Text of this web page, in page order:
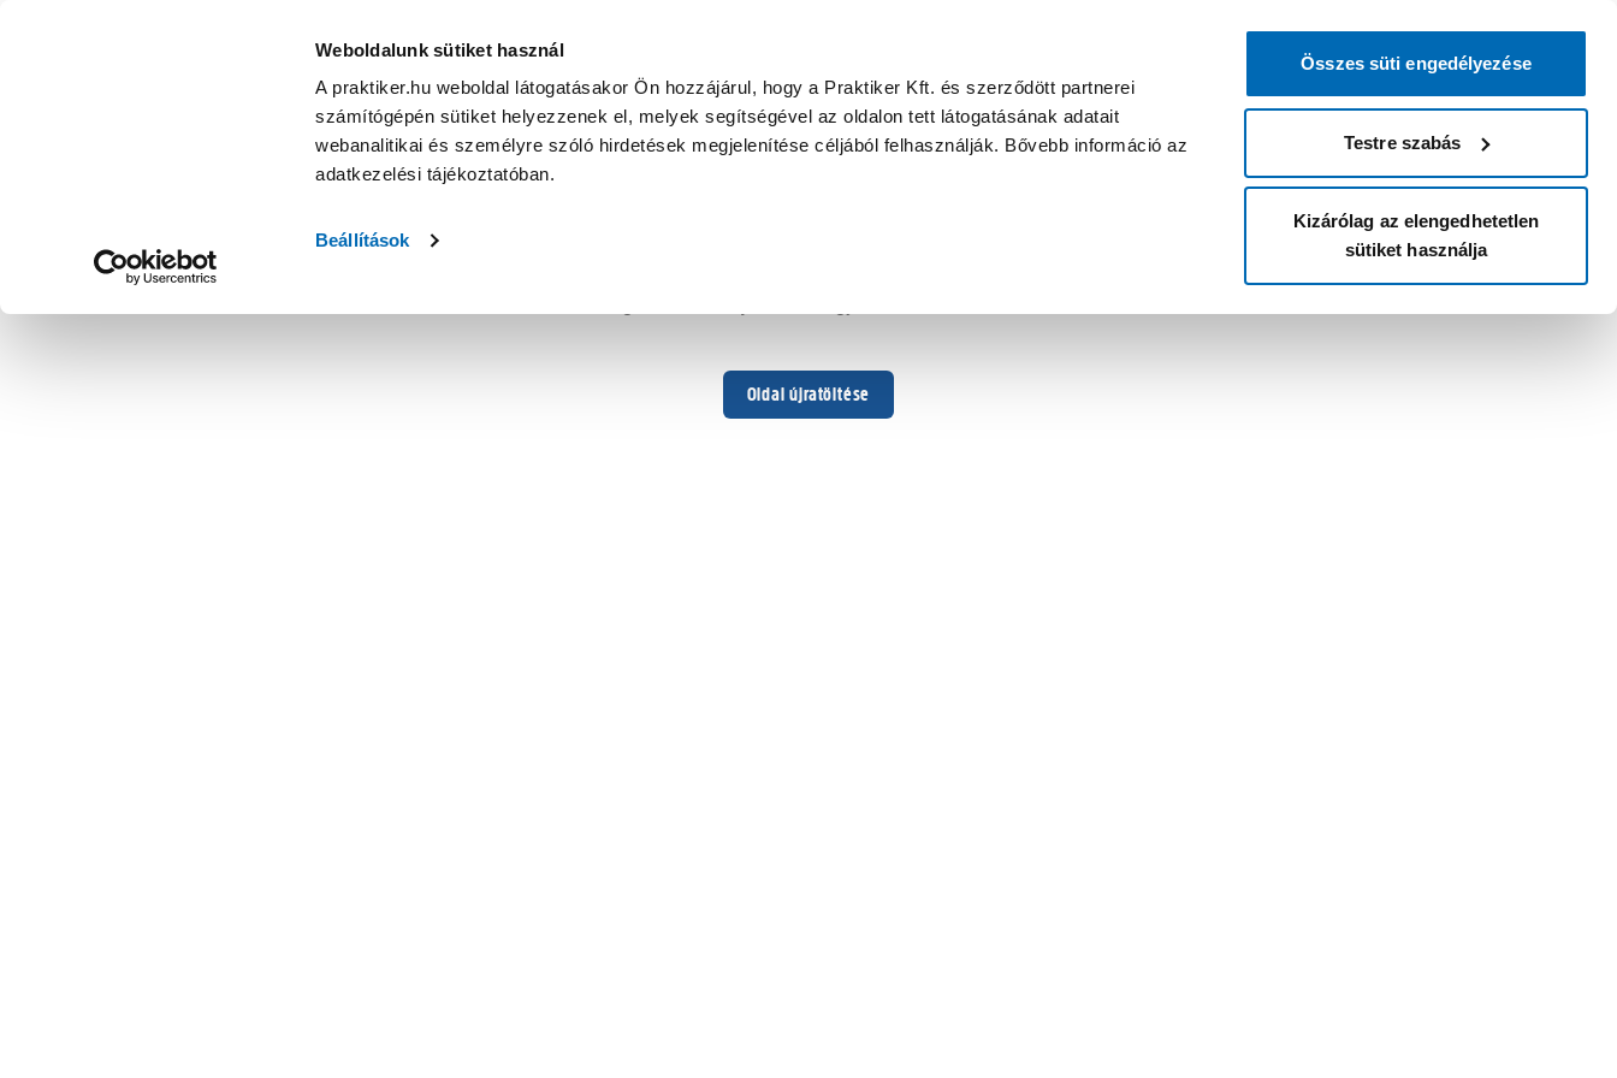
Weboldalunk sütiket használ
A praktiker.hu weboldal látogatásakor Ön hozzájárul, hogy a Praktiker Kft. és szerződött partnerei
számítógépén sütiket helyezzenek el, melyek segítségével az oldalon tett látogatásának adatait
webanalitikai és személyre szóló hirdetések megjelenítése céljából felhasználják. Bővebb információ az
adatkezelési tájékoztatóban.
Beállítások
Összes süti engedélyezése
Testre szabás
Kizárólag az elengedhetetlen
sütiket használja
Oldal újratöltése